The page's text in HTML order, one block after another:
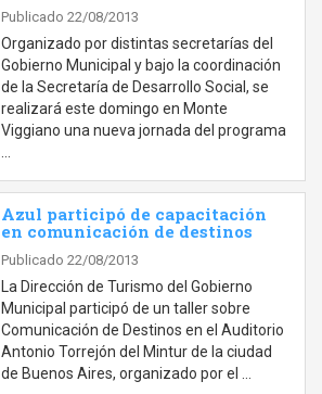
Publicado 22/08/2013
Organizado por distintas secretarías del
Gobierno Municipal y bajo la coordinación
de la Secretaría de Desarrollo Social, se
realizará este domingo en Monte
Viggiano una nueva jornada del programa
Azul participó de capacitación
en comunicación de destinos
Publicado 22/08/2013
La Dirección de Turismo del Gobierno
Municipal participó de un taller sobre
Comunicación de Destinos en el Auditorio
Antonio Torrejón del Mintur de la ciudad
de Buenos Aires, organizado por el …